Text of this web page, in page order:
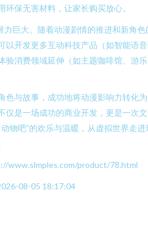
保无害材料，让家长购买放心。
力巨大。随着动漫剧情的推进和新角色
以开发更多互动科技产品（如智能语
验消费领域延伸（如主题咖啡馆、游乐
色与故事，成功地将动漫影响力转化
仅是一场成功的商业开发，更是一次
物吧”的欢乐与温暖，从虚拟世界走进
www.slmples.com/product/78.html
08-05 18:17:04